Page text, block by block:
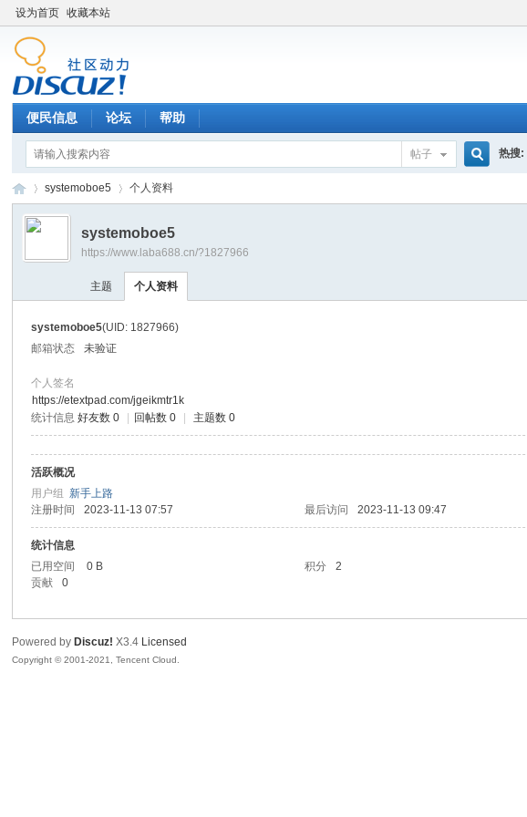
设为首页 收藏本站
便民信息 论坛 帮助
帖子 热搜:
›
systemoboe5 个人资料
systemoboe5
https://www.laba688.cn/?1827966
主题 个人资料
systemoboe5(UID: 1827966)
邮箱状态
未验证
个人签名
https://etextpad.com/jgeikmtr1k
统计信息 好友数 0 回帖数 0 主题数 0
活跃概况
用户组新手上路
注册时间
2023-11-13 07:57 最后访问 2023-11-13 09:47
统计信息
已用空间
0 B 积分 2
贡献
0
Powered by Discuz! X3.4 Licensed
Copyright © 2001-2021, Tencent Cloud.